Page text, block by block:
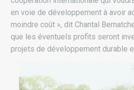
en voie de développement à avoir
moindre coût », dit Chantal
que les éventuels profits seront
projets de développement durable